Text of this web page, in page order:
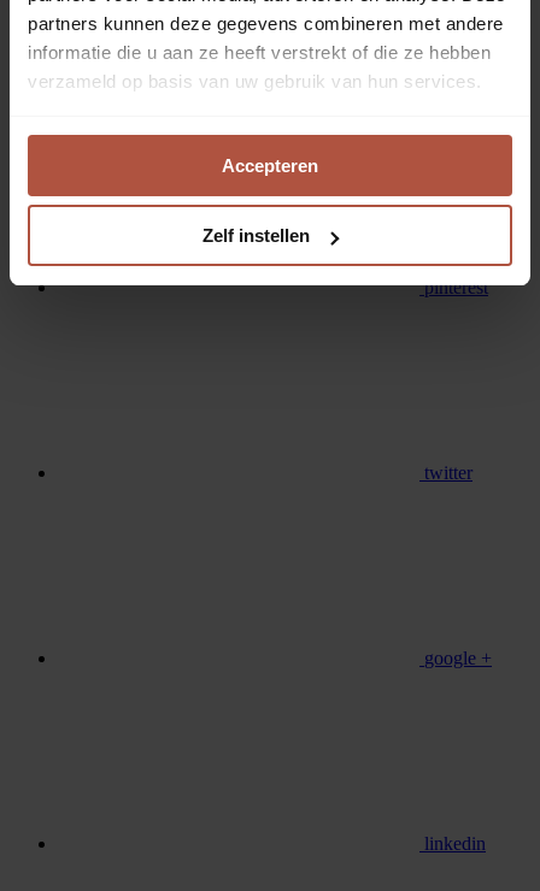
partners kunnen deze gegevens combineren met andere
informatie die u aan ze heeft verstrekt of die ze hebben
verzameld op basis van uw gebruik van hun services.
Accepteren
Zelf instellen
pinterest
twitter
google +
linkedin